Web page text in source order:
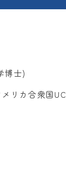
博士)
リカ合衆国